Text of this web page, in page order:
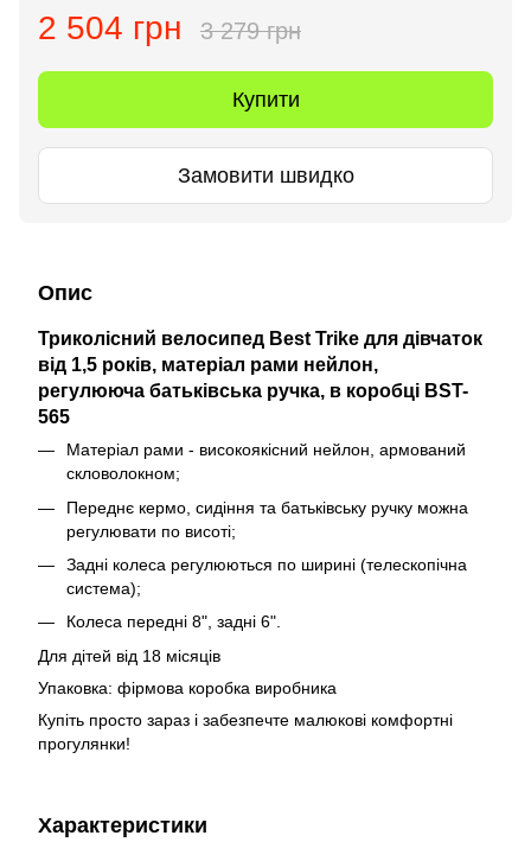
2 504 грн 3 279 грн
Купити
Замовити швидко
Опис
Триколісний велосипед Best Trike для дівчаток
від 1,5 років, матеріал рами нейлон,
регулююча батьківська ручка, в коробці BST-
565
Матеріал рами - високоякісний нейлон, армований
скловолокном;
Переднє кермо, сидіння та батьківську ручку можна
регулювати по висоті;
Задні колеса регулюються по ширині (телескопічна
система);
Колеса передні 8", задні 6".
Для дітей від 18 місяців
Упаковка: фірмова коробка виробника
Купіть просто зараз і забезпечте малюкові комфортні
прогулянки!
Характеристики